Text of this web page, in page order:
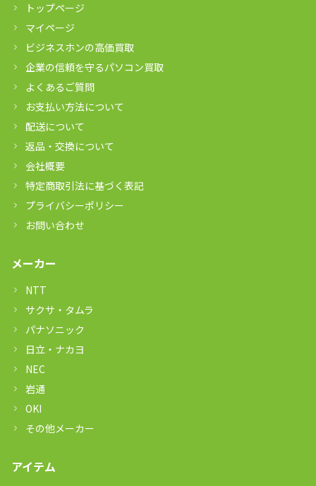
トップページ
マイページ
ビジネスホンの高価買取
企業の信頼を守るパソコン買取
よくあるご質問
お支払い方法について
配送について
返品・交換について
会社概要
特定商取引法に基づく表記
プライバシーポリシー
お問い合わせ
メーカー
NTT
サクサ・タムラ
パナソニック
日立・ナカヨ
NEC
岩通
OKI
その他メーカー
アイテム